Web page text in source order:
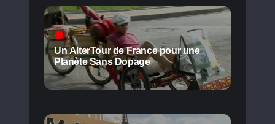
Un AlterTour de France pour une
Planète Sans Dopage